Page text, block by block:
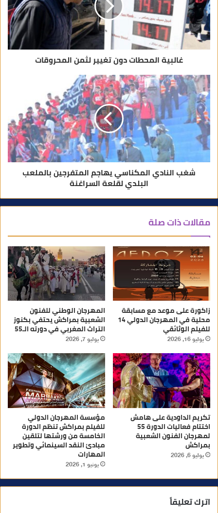
ت
ر
و
ن
ي
غالبية المحطات دون تغيير لثمن المحروقات
شغب النادي المكناسي يهاجم المتفرجين بالملعب
البلدي لقلعة السراغنة
مقالات ذات صلة
زاكورة على موعد مع مسابقة
محلية في المهرجان الدولي 14
للفيلم الوثائقي
يوليو 16, 2026
المهرجان الوطني للفنون
الشعبية بمراكش يحتفي بكنوز
التراث المغربي في دورته الـ55
يوليو 7, 2026
تكريم الداودية على هامش
اختتام فعاليات الدورة 55
لمهرجان الفنون الشعبية
بمراكش
يوليو 6, 2026
مؤسسة المهرجان الدولي
للفيلم بمراكش تنظم الدورة
الخامسة من ورشتها لتلقين
مبادئ النقد السينمائي وتطوير
المهارات
يونيو 1, 2026
اترك تعليقاً